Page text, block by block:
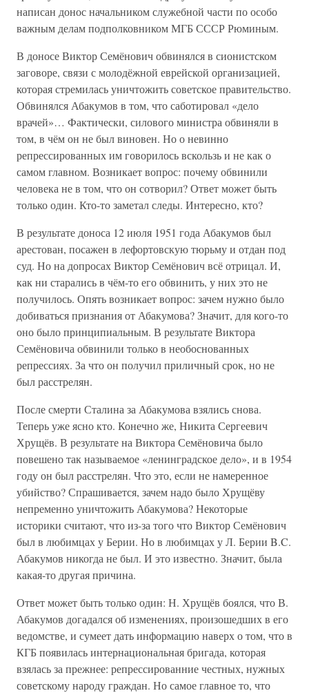
написан донос начальником служебной части по особо
важным делам подполковником МГБ СССР Рюминым.
В доносе Виктор Семёнович обвинялся в сионистском
заговоре, связи с молодёжной еврейской организацией,
которая стремилась уничтожить советское правительство.
Обвинялся Абакумов в том, что саботировал «дело
врачей»… Фактически, силового министра обвиняли в
том, в чём он не был виновен. Но о невинно
репрессированных им говорилось вскользь и не как о
самом главном. Возникает вопрос: почему обвинили
человека не в том, что он сотворил? Ответ может быть
только один. Кто-то заметал следы. Интересно, кто?
В результате доноса 12 июля 1951 года Абакумов был
арестован, посажен в лефортовскую тюрьму и отдан под
суд. Но на допросах Виктор Семёнович всё отрицал. И,
как ни старались в чём-то его обвинить, у них это не
получилось. Опять возникает вопрос: зачем нужно было
добиваться признания от Абакумова? Значит, для кого-то
оно было принципиальным. В результате Виктора
Семёновича обвинили только в необоснованных
репрессиях. За что он получил приличный срок, но не
был расстрелян.
После смерти Сталина за Абакумова взялись снова.
Теперь уже ясно кто. Конечно же, Никита Сергеевич
Хрущёв. В результате на Виктора Семёновича было
повешено так называемое «ленинградское дело», и в 1954
году он был расстрелян. Что это, если не намеренное
убийство? Спрашивается, зачем надо было Хрущёву
непременно уничтожить Абакумова? Некоторые
историки считают, что из-за того что Виктор Семёнович
был в любимцах у Берии. Но в любимцах у Л. Берии B.C.
Абакумов никогда не был. И это известно. Значит, была
какая-то другая причина.
Ответ может быть только один: Н. Хрущёв боялся, что В.
Абакумов догадался об изменениях, произошедших в его
ведомстве, и сумеет дать информацию наверх о том, что в
КГБ появилась интернациональная бригада, которая
взялась за прежнее: репрессированние честных, нужных
советскому народу граждан. Но самое главное то, что